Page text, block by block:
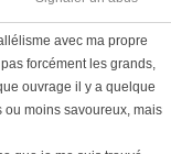
avec ma propre
forcément les grands,
ouvrage il y a quelque
ou moins savoureux, mais